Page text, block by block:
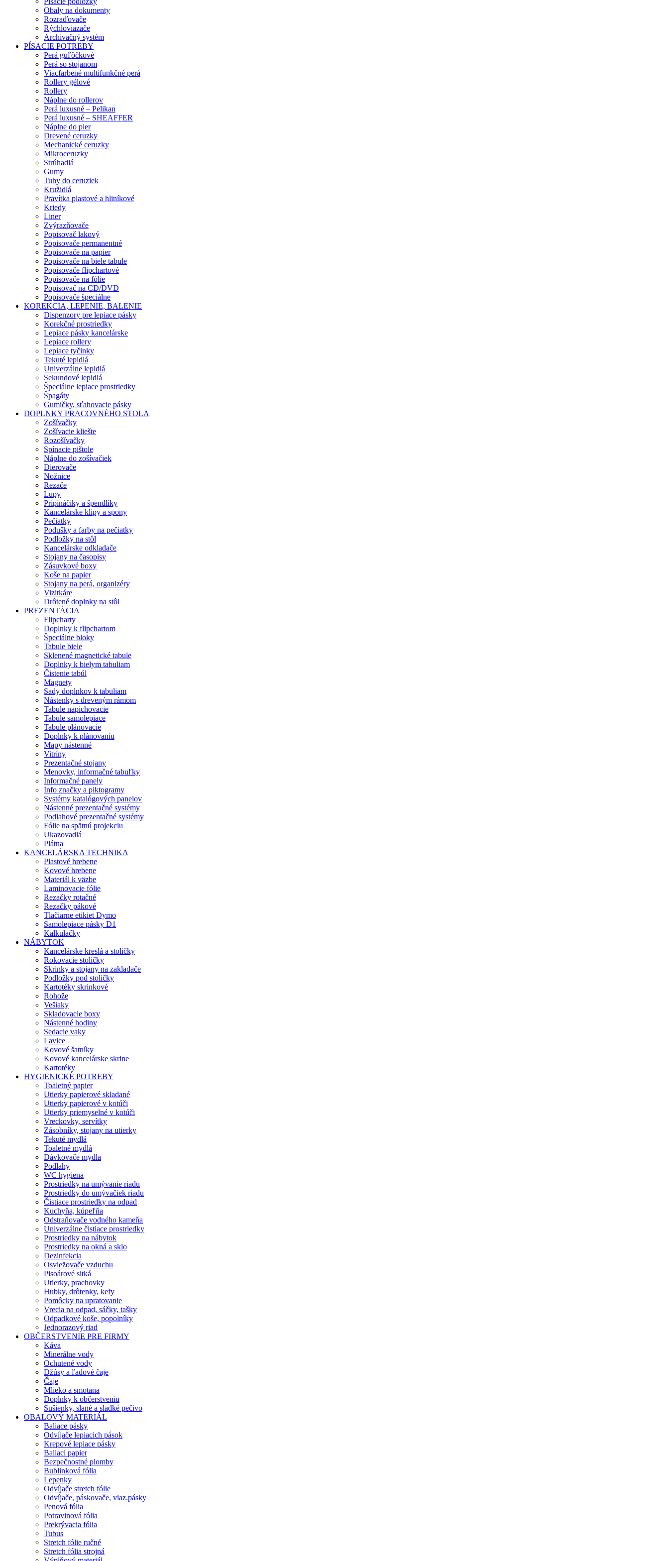
Obaly na dokumenty
Rozraďovače
Rýchloviazače
Archivačný systém
PÍSACIE POTREBY
Perá guľôčkové
Perá so stojanom
Viacfarbené multifunkčné perá
Rollery gélové
Rollery
Náplne do rollerov
Perá luxusné – Pelikan
Perá luxusné – SHEAFFER
Náplne do pier
Drevené ceruzky
Mechanické ceruzky
Mikroceruzky
Strúhadlá
Gumy
Tuhy do ceruziek
Kružidlá
Pravítka plastové a hliníkové
Kriedy
Liner
Zvýrazňovače
Popisovač lakový
Popisovače permanentné
Popisovače na papier
Popisovače na biele tabule
Popisovače flipchartové
Popisovače na fólie
Popisovač na CD/DVD
Popisovače špeciálne
KOREKCIA, LEPENIE, BALENIE
Dispenzory pre lepiace pásky
Korekčné prostriedky
Lepiace pásky kancelárske
Lepiace rollery
Lepiace tyčinky
Tekuté lepidlá
Univerzálne lepidlá
Sekundové lepidlá
Špeciálne lepiace prostriedky
Špagáty
Gumičky, sťahovacie pásky
DOPLNKY PRACOVNÉHO STOLA
Zošívačky
Zošívacie kliešte
Rozošívačky
Spínacie pištole
Náplne do zošívačiek
Dierovače
Nožnice
Rezače
Lupy
Pripináčiky a špendlíky
Kancelárske klipy a spony
Pečiatky
Podušky a farby na pečiatky
Podložky na stôl
Kancelárske odkladače
Stojany na časopisy
Zásuvkové boxy
Koše na papier
Stojany na perá, organizéry
Vizitkáre
Drôtené doplnky na stôl
PREZENTÁCIA
Flipcharty
Doplnky k flipchartom
Špeciálne bloky
Tabule biele
Sklenené magnetické tabule
Doplnky k bielym tabuliam
Čistenie tabúl
Magnety
Sady doplnkov k tabuliam
Nástenky s dreveným rámom
Tabule napichovacie
Tabule samolepiace
Tabule plánovacie
Doplnky k plánovaniu
Mapy nástenné
Vitríny
Prezentačné stojany
Menovky, informačné tabuľky
Informačné panely
Info značky a piktogramy
Systémy katalógových panelov
Nástenné prezentačné systémy
Podlahové prezentačné systémy
Fólie na spätnú projekciu
Ukazovadlá
Plátna
KANCELÁRSKA TECHNIKA
Plastové hrebene
Kovové hrebene
Materiál k väzbe
Laminovacie fólie
Rezačky rotačné
Rezačky pákové
Tlačiarne etikiet Dymo
Samolepiace pásky D1
Kalkulačky
NÁBYTOK
Kancelárske kreslá a stoličky
Rokovacie stoličky
Skrinky a stojany na zakladače
Podložky pod stoličky
Kartotéky skrinkové
Rohože
Vešiaky
Skladovacie boxy
Nástenné hodiny
Sedacie vaky
Lavice
Kovové šatníky
Kovové kancelárske skrine
Kartotéky
HYGIENICKÉ POTREBY
Toaletný papier
Utierky papierové skladané
Utierky papierové v kotúči
Utierky priemyselné v kotúči
Vreckovky, servítky
Zásobníky, stojany na utierky
Tekuté mydlá
Toaletné mydlá
Dávkovače mydla
Podlahy
WC hygiena
Prostriedky na umývanie riadu
Prostriedky do umývačiek riadu
Čistiace prostriedky na odpad
Kuchyňa, kúpeľňa
Odstraňovače vodného kameňa
Univerzálne čistiace prostriedky
Prostriedky na nábytok
Prostriedky na okná a sklo
Dezinfekcia
Osviežovače vzduchu
Pisoárové sitká
Utierky, prachovky
Hubky, drôtenky, kefy
Pomôcky na upratovanie
Vrecia na odpad, sáčky, tašky
Odpadkové koše, popolníky
Jednorazový riad
OBČERSTVENIE PRE FIRMY
Káva
Minerálne vody
Ochutené vody
Džúsy a ľadové čaje
Čaje
Mlieko a smotana
Doplnky k občerstveniu
Sušienky, slané a sladké pečivo
OBALOVÝ MATERIÁL
Baliace pásky
Odvíjače lepiacich pások
Krepové lepiace pásky
Baliaci papier
Bezpečnostné plomby
Bublinková fólia
Lepenky
Odvíjače stretch fólie
Odvíjače, páskovače, viaz.pásky
Penová fólia
Potravinová fólia
Prekrývacia fólia
Tubus
Stretch fólie ručné
Stretch fólia strojná